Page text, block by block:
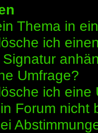
Thema in
ich
Umfrage?
ich eine
Forum nicht